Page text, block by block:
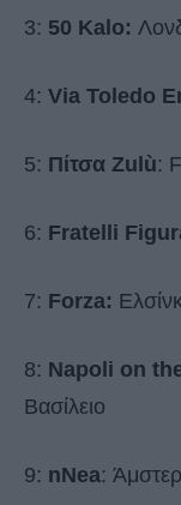
3: 50 Kalo:
4: Via Toledo
5: Πίτσα Zulù:
6: Fratelli
7: Forza:
8: Napoli on
Βασίλειο
9: nNea: